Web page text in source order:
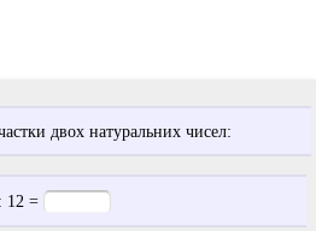
двох натуральних чисел:
: 12 =